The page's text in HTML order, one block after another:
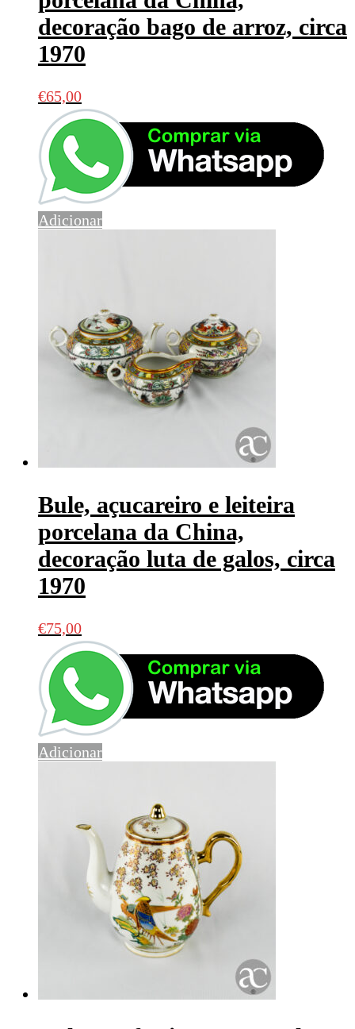
decoração bago de arroz, circa
1970
€65,00
Adicionar
Bule, açucareiro e leiteira
porcelana da China,
decoração luta de galos, circa
1970
€75,00
Adicionar